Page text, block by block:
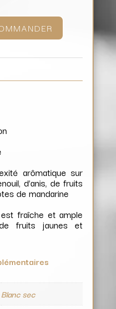
arômatique sur
d’anis, de fruits
de mandarine
fraîche et ample
fruits jaunes et
Blanc sec